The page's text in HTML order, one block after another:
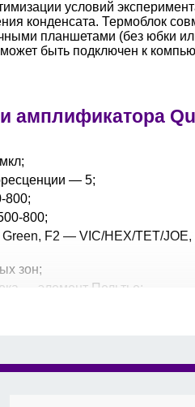
условий
конденсата. Термоблок
планшетами (без юбки
быть подключен к
амплификатора
— 5;
800;
800;
F2 — VIC/HEX/TET/
зон;
— элемент Пельтье;
в количестве мишени до